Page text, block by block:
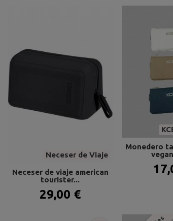
Neceser de Viaje
Neceser de viaje american
tourister...
29,00 €
Monedero